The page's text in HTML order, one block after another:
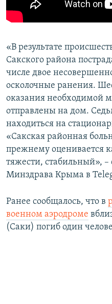
«В результате
Сакского района
числе двое
осколочные ранения.
оказания необходимой
отправлены на дом.
находиться на
«Сакская районная
прежнему оценивается
тяжести, стабильный»,
Минздрава Крыма в
Ранее сообщалось, что в
военном аэродроме
(Саки) погиб один